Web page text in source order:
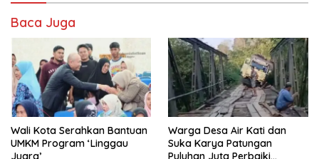
Baca Juga
Wali Kota Serahkan Bantuan
UMKM Program ‘Linggau
Juara’
Warga Desa Air Kati dan
Suka Karya Patungan
Puluhan Juta Perbaiki